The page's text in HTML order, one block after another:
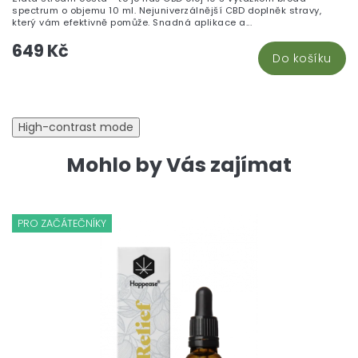
649 Kč Do košíku
spectrum o objemu 10 ml. Nejuniverzálnější CBD doplněk stravy,
který vám efektivně pomůže. Snadná aplikace a...
High-contrast mode
Mohlo by Vás zajímat
PRO ZAČÁTEČNÍKY